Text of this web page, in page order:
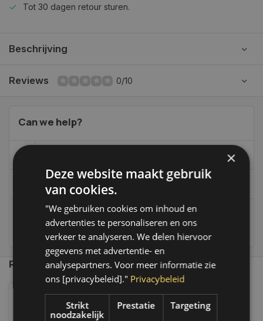
Tot 30 dagen retour sturen.
Beschrijving
Reviews 0/10
Can we help?
info@autoklusser.nl
customers give us a 9,4 at
Recent bekeken
×
Deze website maakt gebruik
van cookies.
"We gebruiken cookies om inhoud en
advertenties te personaliseren en ons
verkeer te analyseren. We delen hiervoor
gegevens met advertentie- en
analysepartners. Voor meer informatie zie
ons [privacybeleid]." Privacybeleid
Strikt
noodzakelijk
Prestatie Targeting